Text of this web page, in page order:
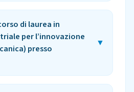
di laurea in
per l’innovazione
presso
▼